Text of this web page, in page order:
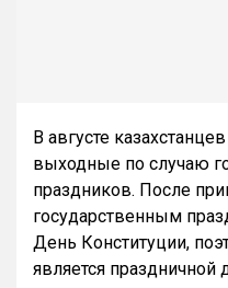
В августе
выходные по случаю
праздников. После
государственным
День Конституции,
является праздничной